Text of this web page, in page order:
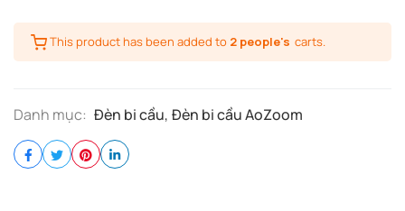
This product has been added to 2 people's carts.
Danh mục: Đèn bi cầu, Đèn bi cầu AoZoom